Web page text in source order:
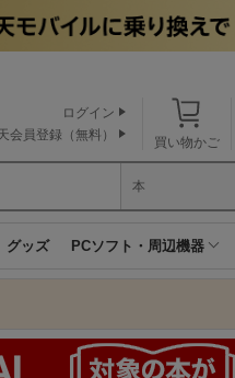
買い物かご
ログイン
会員登録（無料）
本
グッズ PCソフト・周辺機器